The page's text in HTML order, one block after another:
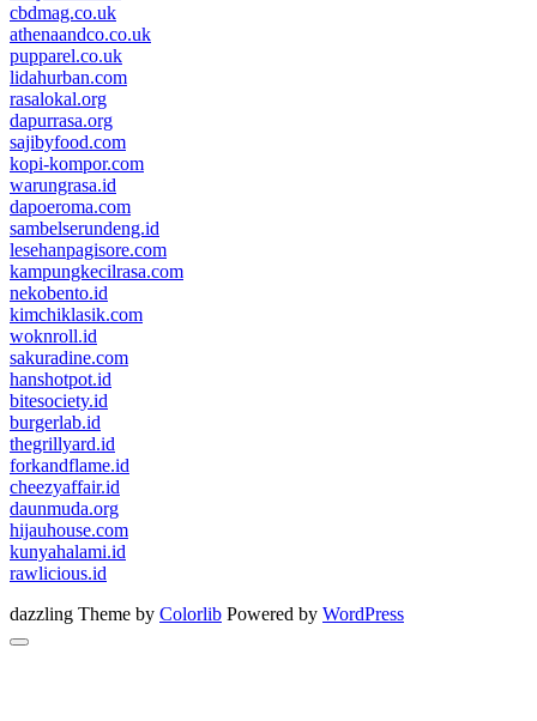
cbdmag.co.uk
athenaandco.co.uk
pupparel.co.uk
lidahurban.com
rasalokal.org
dapurrasa.org
sajibyfood.com
kopi-kompor.com
warungrasa.id
dapoeroma.com
sambelserundeng.id
lesehanpagisore.com
kampungkecilrasa.com
nekobento.id
kimchiklasik.com
woknroll.id
sakuradine.com
hanshotpot.id
bitesociety.id
burgerlab.id
thegrillyard.id
forkandflame.id
cheezyaffair.id
daunmuda.org
hijauhouse.com
kunyahalami.id
rawlicious.id
dazzling Theme by Colorlib Powered by WordPress